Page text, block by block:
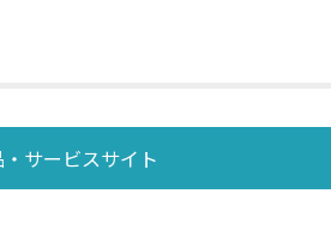
サービスサイト